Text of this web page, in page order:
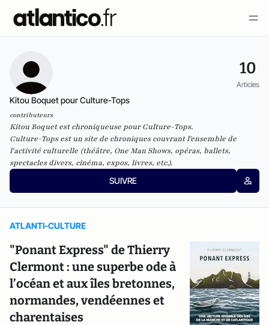
10
Articles
Kitou Boquet pour Culture-Tops
contributeurs
Kitou Boquet est chroniqueuse pour Culture-Tops.
Culture-Tops est un site de chroniques couvrant l'ensemble de
l'activité culturelle (théâtre, One Man Shows, opéras, ballets,
spectacles divers, cinéma, expos, livres, etc.).
SUIVRE
ATLANTI-CULTURE
"Ponant Express" de Thierry
Clermont : une superbe ode à
l’océan et aux îles bretonnes,
normandes, vendéennes et
charentaises